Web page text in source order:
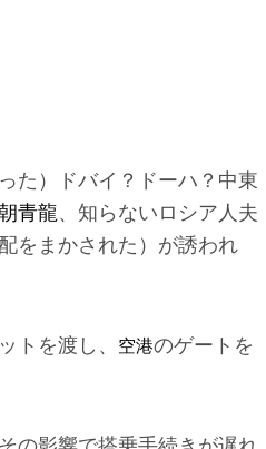
た）ドバイ？ドーハ？中東
青龍、知らないロシア人夫
をまかされた）が誘われ
トを渡し、 空港のゲートを